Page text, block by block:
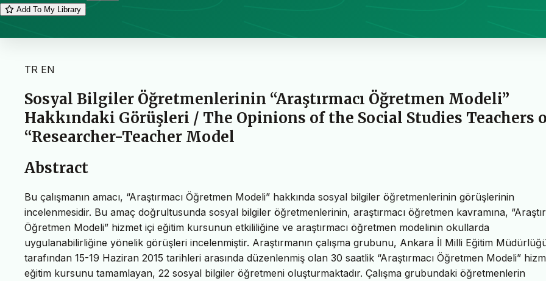
Add To My Library
TR EN
Sosyal Bilgiler Öğretmenlerinin “Araştırmacı Öğretmen Modeli”
Hakkındaki Görüşleri / The Opinions of the Social Studies Teachers
“Researcher-Teacher Model
Abstract
Bu çalışmanın amacı, “Araştırmacı Öğretmen Modeli” hakkında sosyal bilgiler öğretmenlerinin görüşlerinin
incelenmesidir. Bu amaç doğrultusunda sosyal bilgiler öğretmenlerinin, araştırmacı öğretmen kavramına,
Öğretmen Modeli” hizmet içi eğitim kursunun etkililiğine ve araştırmacı öğretmen modelinin okullarda
uygulanabilirliğine yönelik görüşleri incelenmiştir. Araştırmanın çalışma grubunu, Ankara İl Milli Eğitim
tarafından 15-19 Haziran 2015 tarihleri arasında düzenlenmiş olan 30 saatlik “Araştırmacı Öğretmen Modeli”
eğitim kursunu tamamlayan, 22 sosyal bilgiler öğretmeni oluşturmaktadır. Çalışma grubundaki öğretmenlerin